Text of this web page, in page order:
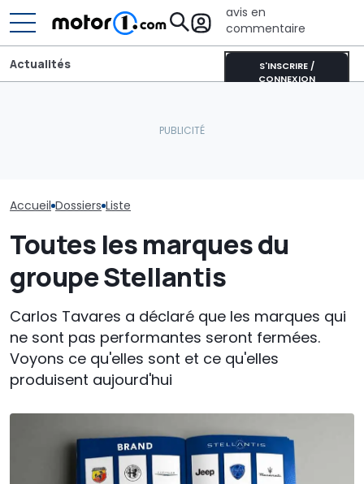
avis en
commentaire
S'INSCRIRE /
CONNEXION
Actualités
Accueil Dossiers Liste
Toutes les marques du
groupe Stellantis
Carlos Tavares a déclaré que les marques qui
ne sont pas performantes seront fermées.
Voyons ce qu'elles sont et ce qu'elles
produisent aujourd'hui